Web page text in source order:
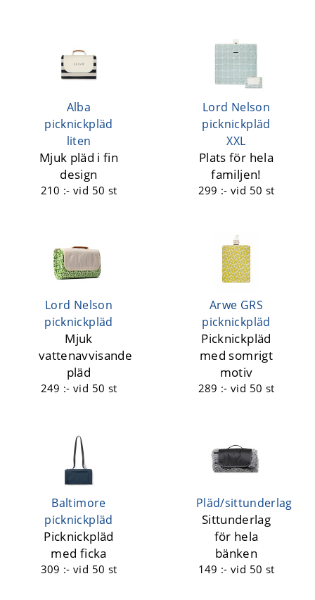
Alba
picknickpläd
liten
Mjuk pläd i fin
design
210 :-vid 50 st
Lord Nelson
picknickpläd
XXL
Plats för hela
familjen!
299 :-vid 50 st
Lord Nelson
picknickpläd
Mjuk
vattenavvisande
pläd
249 :-vid 50 st
Arwe GRS
picknickpläd
Picknickpläd
med somrigt
motiv
289 :-vid 50 st
Baltimore
picknickpläd
Picknickpläd
med ficka
309 :-vid 50 st
Pläd/sittunderlag
Sittunderlag
för hela
bänken
149 :-vid 50 st